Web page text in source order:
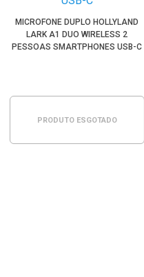
MICROFONE DUPLO HOLLYLAND
LARK A1 DUO WIRELESS 2
PESSOAS SMARTPHONES USB-C
PRODUTO ESGOTADO